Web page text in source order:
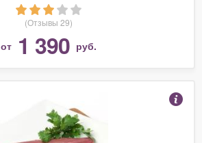
(Отзывы 29)
от 1 390 руб.